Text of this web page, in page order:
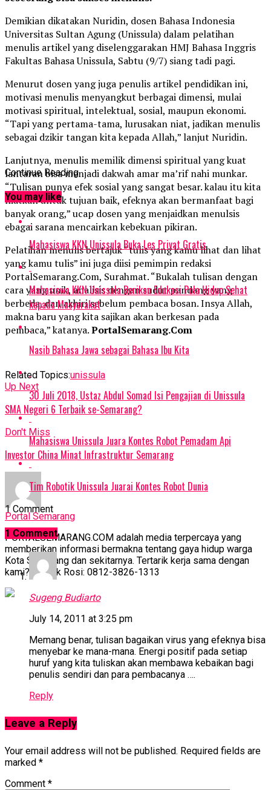
Demikian dikatakan Nuridin, dosen Bahasa Indonesia
Universitas Sultan Agung (Unissula) dalam pelatihan
menulis artikel yang diselenggarakan HMJ Bahasa Inggris
Fakultas Bahasa Unissula, Sabtu (9/7) siang tadi pagi.
Menurut dosen yang juga penulis artikel pendidikan ini,
motivasi menulis menyangkut berbagai dimensi, mulai
motivasi spiritual, intelektual, sosial, maupun ekonomi.
“Tapi yang pertama-tama, lurusakan niat, jadikan menulis
sebagai dzikir tangan kita kepada Allah,” lanjut Nuridin.
Lanjutnya, menulis memilik dimensi spiritual yang kuat
lantaran bisa menjadi dakwah amar ma’rif nahi munkar.
“Tulisan punya efek sosial yang sangat besar. kalau itu kita
niatkan untuk tujuan baik, efeknya akan bermanfaat bagi
banyak orang,” ucap dosen yang menjaidkan menulsis
ebagai sarana mencairkan kebekuan pikiran.
Pelatihan menulis bertajuk “tulis yang kamu lihat dan lihat
yang kamu tulis” ini juga diisi pemimpin redaksi
PortalSemarang.Com, Surahmat. “Bukalah tulisan dengan
cara yang unik, analisis dengan sudut pandang yang
berbeda, dan akhiri sebelum pembaca bosan. Insya Allah,
makna baru yang kita sajikan akan berkesan pada
pembaca,” katanya.PortalSemarang.Com
Related Topics:unissula
Up Next
SMA Negeri 6 Terbaik se-Semarang?
Don't Miss
Investor China Minat Infrastruktur Semarang
Portal Semarang
PORTALSEMARANG.COM adalah media terpercaya yang
memberikan informasi bermakna tentang gaya hidup warga
Kota Semarang dan sekitarnya. Tertarik kerja sama dengan
kami? Kontak Rosi: 0812-3826-1313
Continue Reading
You may like
Mahasiswa KKN Unissula Buka Les Privat Gratis
Mahasiswa KKN Unissula Berikan Edukasi Pola Hidup Sehat
kepada Masyarakat
Nasib Bahasa Jawa sebagai Bahasa Ibu Kita
30 Juli 2018, Ustaz Abdul Somad Isi Pengajian di Unissula
Mahasiswa Unissula Juara Kontes Robot Pemadam Api
Tim Robotik Unissula Juarai Kontes Robot Dunia
1 Comment
1 Comment
Sugeng Budiarto
July 14, 2011 at 3:25 pm
Memang benar, tulisan bagaikan virus yang efeknya bisa
menyebar ke mana-mana. Energi positif pada setiap
huruf yang kita tuliskan akan membawa kebaikan bagi
penulis sendiri dan para pembacanya ….
Reply
Leave a Reply
Your email address will not be published. Required fields are
marked *
Comment *